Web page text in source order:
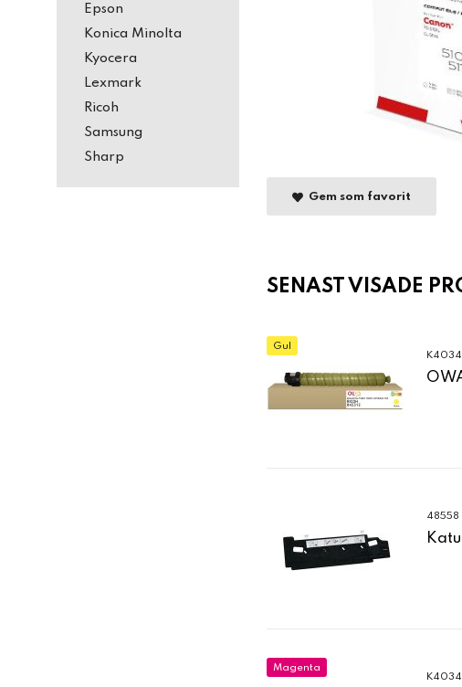
Epson
Konica Minolta
Kyocera
Lexmark
Ricoh
Samsung
Sharp
Gem som favorit
SENAST VISADE
Gul
48558
Magenta